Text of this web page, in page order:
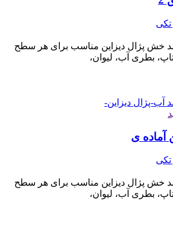
تکی
خش پژال دیزاین مناسب برای هر سطح
بطری آب، لیوان،
آماده ی
تکی
خش پژال دیزاین مناسب برای هر سطح
بطری آب، لیوان،